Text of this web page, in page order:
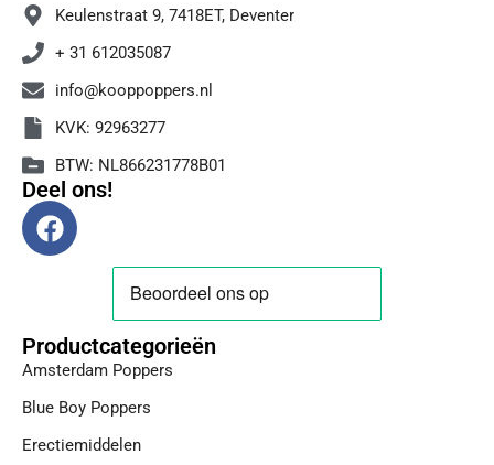
Keulenstraat 9, 7418ET, Deventer
+ 31 612035087
info@kooppoppers.nl
KVK: 92963277
BTW: NL866231778B01
Deel ons!
F
a
o
o
k
Productcategorieën
Amsterdam Poppers
Blue Boy Poppers
Erectiemiddelen